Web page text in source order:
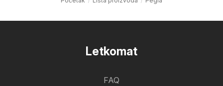
Letkomat
FAQ